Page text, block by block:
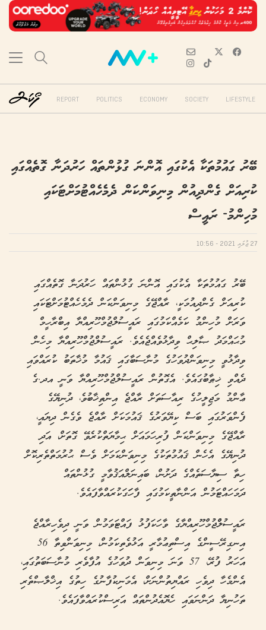
REPORT POLITICS ECONOMY SOCIETY LIFESTYLE
ބޭރު ގައުމުތަކާ އެކުގައި އޮންނަ ގުޅުންތައް ހަރުދަނާ ގޮތެއްގައި
ކުރިއަށް ގެންދިއުން މިނިވަންކަން ދެމެހެއްޓުމަށްޓަކައި
މުހިންމު- ރައީސް
27 ޖުލައި 2021 - 10:56
ބޭރު ގައުމުތަކާ އެކުގައި އޮންނަ ގުޅުންތައް ހަރުދަނާ ގޮތެއްގައި
ކުރިއަށް ގެންދިއުމަކީ، ރާއްޖޭގެ މިނިވަންކަން ދެމެހެއްޓުމަށްޓަކައި
ވަރަށް މުހިންމު ކަމެއްކަމުގައި ރައީސުލްޖުމްހޫރިއްޔާ އިބްރާހީމް
މުޙައްމަދު ޞާލިޙް ވިދާޅުވެއްޖެއެވެ. ރައީސުލްޖުމްހޫރިއްޔާ މިހެން
ވިދާޅުވީ މިނިވަންދުވަހުގެ މުނާސަބާގައި ޤައުމާ މުޚާތަބު ކުރައްވައި
ދެއްވި ޚިޠާބުގައެވެ. އެގޮތުން ރައީސުލްޖުމްހޫރިއްޔާ ވަނީ އދ.ގެ
ޢާންމު މަޖިލީހުގެ ރިއާސަތަށް ރާއްޖެ އިންތިޚާބުވެ، ދުނިޔޭގެ
ފެންވަރުގައި ބަސް ކިޔޭވަރުގެ ޤައުމަކަށް ރާއްޖެ ވެގެން ދިޔައީ،
ރާއްޖޭގެ މިނިވަންކަން ފުރިހަމައަށް ޙިމާޔަތްކުރެވޭ ގޮތަށް، އަދި
ދުނިޔޭގެ އެހެން ޤައުމުތަކުގެ މިނިވަންކަމަށް ވެސް ޙުރުމަތްތެރިކޮށް
ހިތާ ސިޔާސަތެއްގެ ދަށުން، ބައިނަލްއަޤުވާމީ ގުޅުންތައް
ދަމަހައްޓަމުން އަންނާތީކަމުގައި ފާހަަގަކުރައްވާފައެވެ.
ރައީސުލްްޖުމްހޫރިއްޔާގެ ވާހަކަފުޅު ފައްޓަވަމުން ވަނީ ދިވެހިރާއްޖެ
އިނގިރޭސީންގެ އިސްތިޢުމާރީ އަޅުވެތިކަމުން، މިނިވަންވިތާ 56
އަހަރު ފުރޭ، 57 ވަނަ މިނިވަން ދުވަހުގެ އުފާވެރި މުނާސަބަތުގައި،
އެންމެހާ ދިވެހި ރައްޔިތުންނަށް، އެމަނިކުފާނުގެ ހިތުގެ އިޚްލާޞްތެރި
ތަހުނިޔާ ދަންނަވައި ހެޔޮއެދުންތައް އަރިސްކުރައްވާފައެވެ.